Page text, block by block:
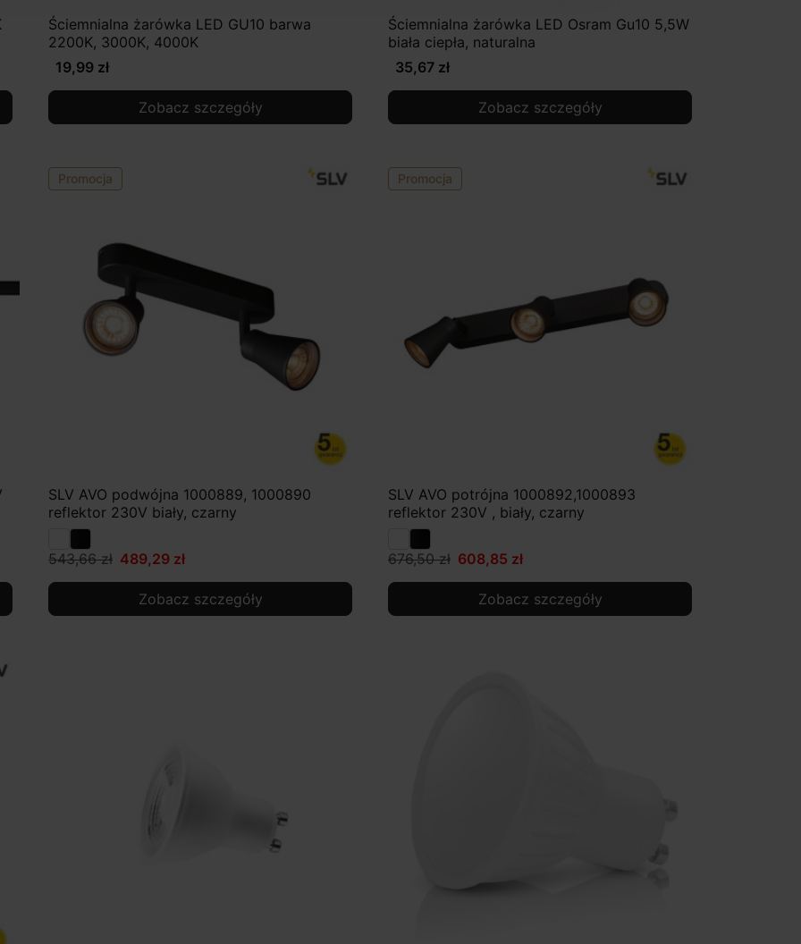
Ściemnialna żarówka LED GU10 barwa
2200K, 3000K, 4000K
19,99 zł
Zobacz szczegóły
Ściemnialna żarówka LED Osram Gu10 5,5W
biała ciepła, naturalna
35,67 zł
Zobacz szczegóły
Promocja
SLV AVO podwójna 1000889, 1000890
reflektor 230V biały, czarny
543,66 zł 489,29 zł
Zobacz szczegóły
Promocja
SLV AVO potrójna 1000892,1000893
reflektor 230V , biały, czarny
676,50 zł 608,85 zł
Zobacz szczegóły